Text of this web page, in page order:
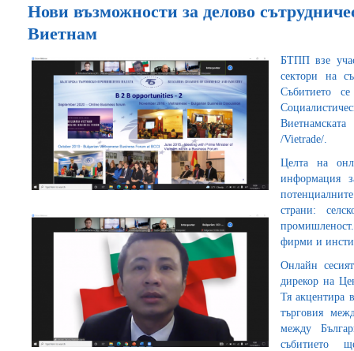
Нови възможности за делово
Виетнам
БТПП взе
сектори на
Събитието
/Vietrade/.
Целта на
информация
страни:
фирми и
Онлайн
дирекор на
Тя акцентира
търговия
между
събитието